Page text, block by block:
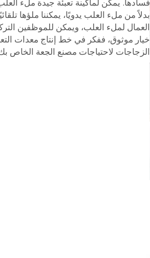
بدلاً من ملء العلب يدويًا، يمكننا ملؤها
العمال لملء العلب، ويمكن للموظفين
خيار موثوق، ففكر في خط إنتاج معدات
الزجاجات لاحتياجات مصنع الجعة الخاص